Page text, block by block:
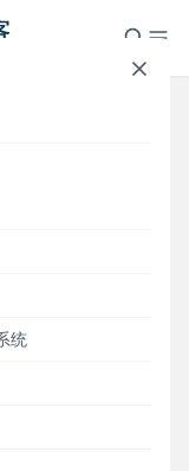
统
开源数
布